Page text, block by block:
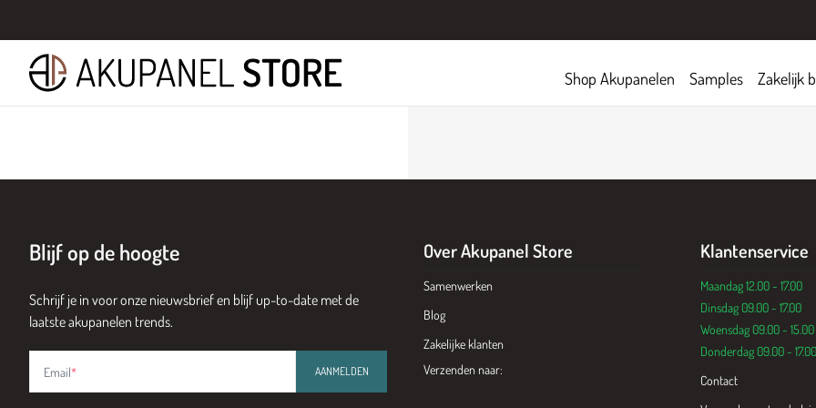
Shop Akupanelen Samples Zakelijk
Blijf op de hoogte
Schrijf je in voor onze nieuwsbrief en blijf up-to-date met de
laatste akupanelen trends.
Email* AANMELDEN
Over Akupanel Store
Samenwerken
Blog
Zakelijke klanten
Verzenden naar:
Klantenservice
Maandag 12.00 - 17.00
Dinsdag 09.00 - 17.00
Woensdag 09.00 - 15.00
Donderdag 09.00 - 17.00
Contact